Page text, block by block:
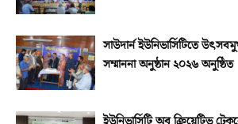
সাউদার্ন ইউনিভার্সিটিতে
সম্মাননা অনুষ্ঠান ২০২৬ অনুষ্ঠিত